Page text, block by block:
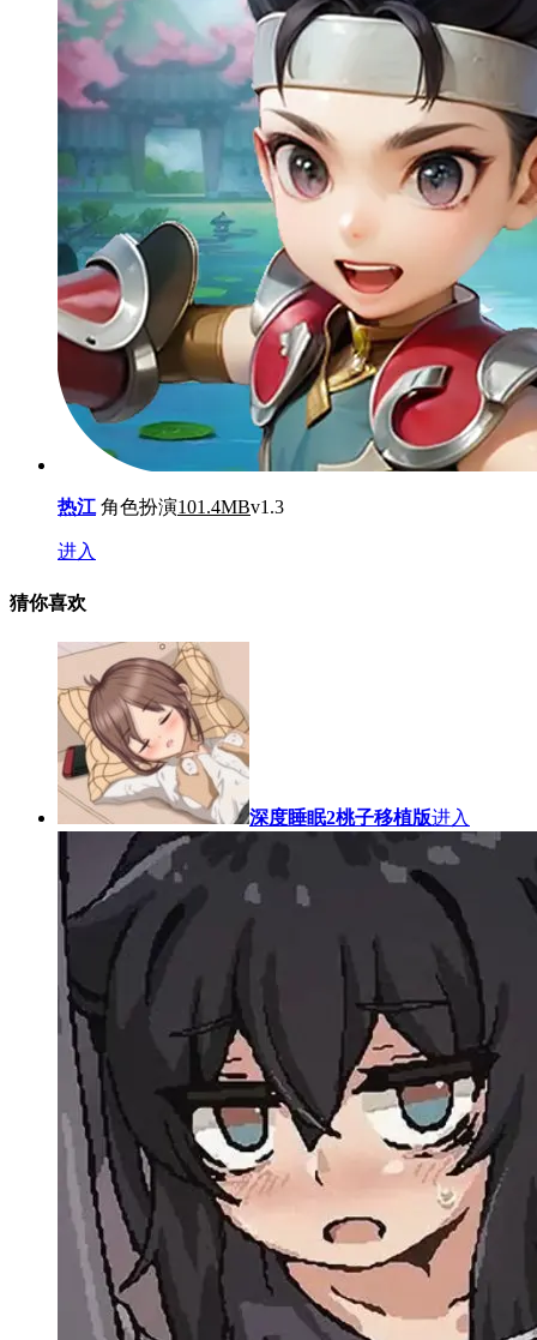
热江 角色扮演101.4MBv1.3
进入
猜你喜欢
深度睡眠2桃子移植版进入